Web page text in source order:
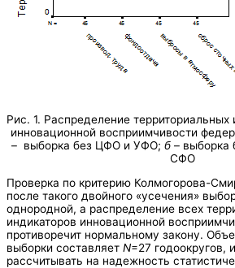
Рис. 1. Распределение территориальных
инновационной восприимчивости
– выборка без ЦФО и УФО; б–
СФО
Проверка по критерию Колмогорова-
после такого двойного «усечения»
однородной, а распределение всех
индикаторов инновационной
противоречит нормальному закону.
выборки составляет N=27 годоокругов,
рассчитывать на надежность